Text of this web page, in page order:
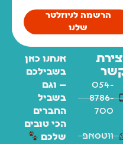
הרשמה לניוזלטר
שלנו
054-
8786-
700
ווטסאפ
אנחנו כאן
בשבילכם
— וגם
בשביל
החברים
הכי טובים
שלכם